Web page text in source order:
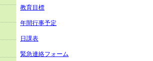
教育目標
年間行事予定
日課表
緊急連絡フォーム